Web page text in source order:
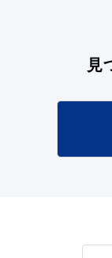
浜田市観
見